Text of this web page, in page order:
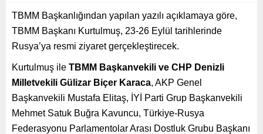
TBMM Başkanlığından yapılan yazılı açıklamaya göre,
TBMM Başkanı Kurtulmuş, 23-26 Eylül tarihlerinde
Rusya’ya resmi ziyaret gerçekleştirecek.
Kurtulmuş ile TBMM Başkanvekili ve CHP Denizli
Milletvekili Gülizar Biçer Karaca, AKP Genel
Başkanvekili Mustafa Elitaş, İYİ Parti Grup Başkanvekili
Mehmet Satuk Buğra Kavuncu, Türkiye-Rusya
Federasyonu Parlamentolar Arası Dostluk Grubu Başkanı